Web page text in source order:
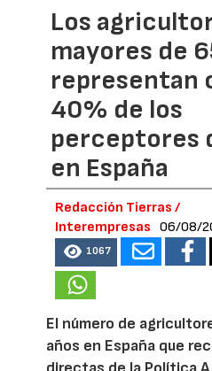
Los
mayores de
representan
40% de los
perceptores
en España
Redacción Tierras /
Interempresas
06/08/
1067
El número de
años en España que